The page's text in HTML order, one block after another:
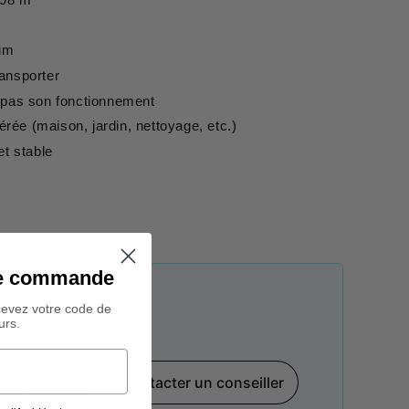
son fonctionnement
(maison, jardin, nettoyage, etc.)
stable
par téléphone,
Contacter un conseiller
commande
votre code de